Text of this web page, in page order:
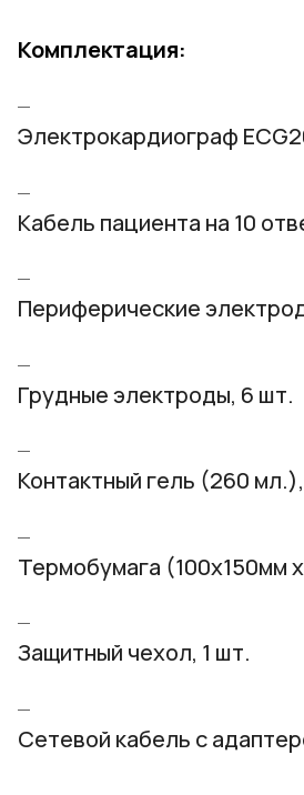
Комплектация:
Электрокардиограф
Кабель пациента на 10
Периферические
Грудные электроды, 6 шт.
Контактный гель (260
Термобумага (100х150мм х
Защитный чехол, 1 шт.
Сетевой кабель с